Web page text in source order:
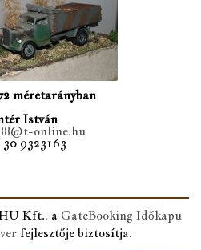
méretarányban
István
online.hu
9323163
Kft., a GateBooking Időkapu
fejlesztője biztosítja.